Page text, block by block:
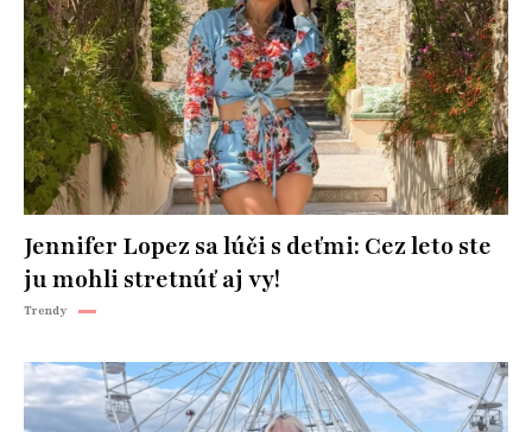
Jennifer Lopez sa lúči s deťmi: Cez leto ste
ju mohli stretnúť aj vy!
Trendy